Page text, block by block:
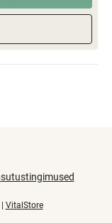
VitalStore